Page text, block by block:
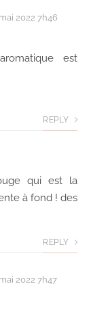
2022 7h46
est
REPLY
qui est la
à fond ! des
REPLY
2022 7h47